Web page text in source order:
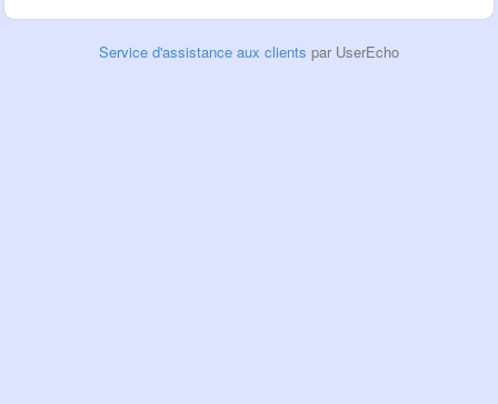
Service d'assistance aux clients par UserEcho